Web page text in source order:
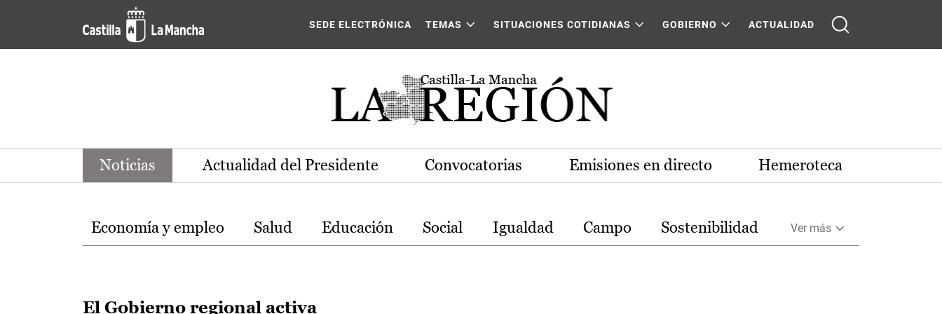
Pasar al contenido principal
Noticias de la región de Castilla-La Mancha
SEDE ELECTRÓNICA TEMAS SITUACIONES COTIDIANAS GOBIERNO ACTUALIDAD
Noticias Actualidad del Presidente Convocatorias Emisiones en directo Hemeroteca
Temas
Economía y empleo Salud Educación Social Igualdad Campo Sostenibilidad Ver más
El Gobierno regional activa